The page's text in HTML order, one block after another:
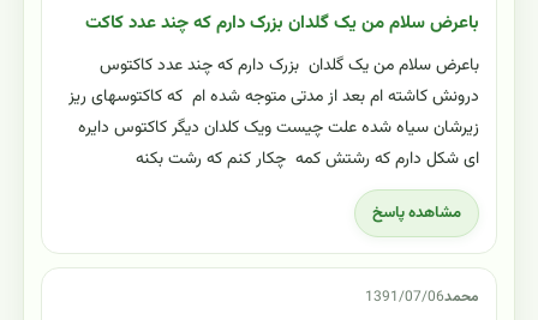
باعرض سلام من یک گلدان بزرک دارم که چند عدد کاکت
باعرض سلام من یک گلدان بزرک دارم که چند عدد کاکتوس
درونش کاشته ام بعد از مدتی متوجه شده ام که کاکتوسهای ریز
زیرشان سیاه شده علت چیست ویک کلدان دیگر کاکتوس دایره
ای شکل دارم که رشتش کمه چکار کنم که رشت بکنه
مشاهده پاسخ
محمد1391/07/06